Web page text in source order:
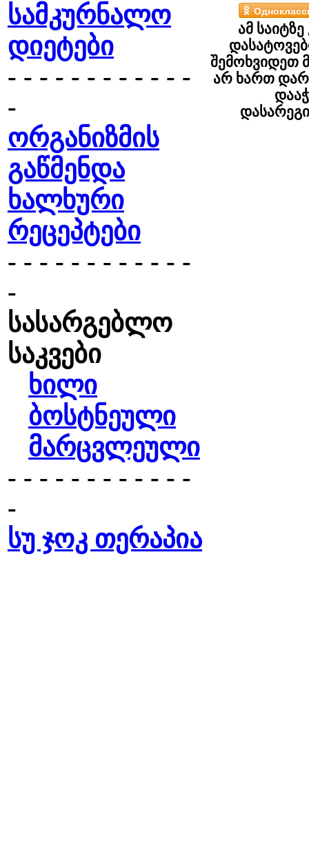
სამკურნალო
დიეტები
- - - - - - - - - - - -
-
ორგანიზმის
გაწმენდა
ხალხური
რეცეპტები
- - - - - - - - - - - -
-
სასარგებლო
საკვები
ხილი
ბოსტნეული
მარცვლეული
- - - - - - - - - - - -
-
სუ ჯოკ თერაპია
ამ
შემოხვიდეთ
არ ხართ